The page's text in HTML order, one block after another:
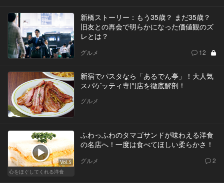
新橋ストーリー：もう35歳？ まだ35歳？
旧友との再会で明らかになった価値観のズ
レとは？
グルメ 12
新宿でパスタなら「あるでん亭」！大人気
スパゲッティ専門店を徹底解剖！
グルメ
Vol.5
心をほぐしてくれる洋食
ふわっふわのタマゴサンドが味わえる洋食
の名店へ！一度は食べてほしい柔らかさ！
グルメ 2